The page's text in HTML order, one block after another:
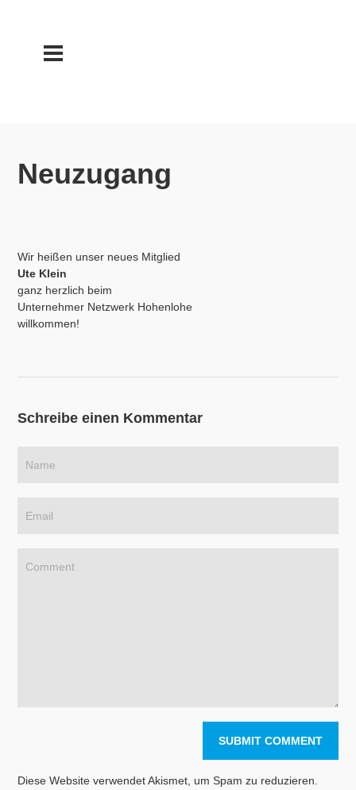
Neuzugang
Wir heißen unser neues Mitglied
Ute Klein
ganz herzlich beim
Unternehmer Netzwerk Hohenlohe
willkommen!
Schreibe einen Kommentar
Diese Website verwendet Akismet, um Spam zu reduzieren.